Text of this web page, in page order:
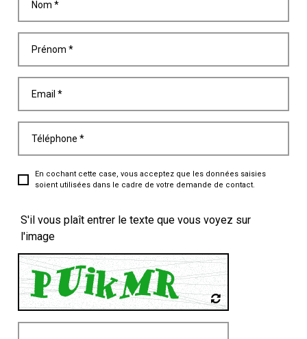
Nom *
Prénom *
Email *
Téléphone *
En cochant cette case, vous acceptez que les données saisies
soient utilisées dans le cadre de votre demande de contact.
S'il vous plaît entrer le texte que vous voyez sur
l'image